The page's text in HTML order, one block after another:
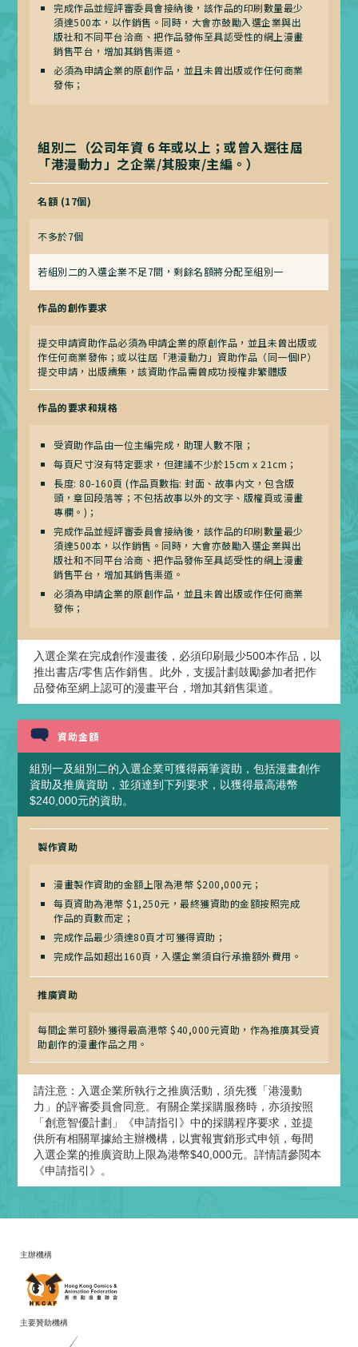
完成作品並經評審委員會接納後，該作品的印刷數量最少
須達500本，以作銷售。同時，大會亦鼓勵入選企業與出
版社和不同平台洽商、把作品發佈至具認受性的網上漫畫
銷售平台，增加其銷售渠道。
必須為申請企業的原創作品，並且未曾出版或作任何商業
發佈；
組別二（公司年資 6 年或以上；或曾入選往屆
「港漫動力」之企業/其股東/主編。）
名額 (17個)
不多於7個
若組別二的入選企業不足7間，剩餘名額將分配至組別一
作品的創作要求
提交申請資助作品必須為申請企業的原創作品，並且未曾出版或
作任何商業發佈；或以往屆「港漫動力」資助作品（同一個IP）
提交申請，出版續集，該資助作品需曾成功授權非繁體版
作品的要求和規格
受資助作品由一位主編完成，助理人數不限；
每頁尺寸沒有特定要求，但建議不少於15cm x 21cm；
長度: 80-160頁 (作品頁數指: 封面、故事内文，包含版
頭，章回段落等；不包括故事以外的文字、版權頁或漫畫
專欄。)；
完成作品並經評審委員會接納後，該作品的印刷數量最少
須達500本，以作銷售。同時，大會亦鼓勵入選企業與出
版社和不同平台洽商、把作品發佈至具認受性的網上漫畫
銷售平台，增加其銷售渠道。
必須為申請企業的原創作品，並且未曾出版或作任何商業
發佈；
入選企業在完成創作漫畫後，必須印刷最少500本作品，以
推出書店/零售店作銷售。此外，支援計劃鼓勵參加者把作
品發佈至網上認可的漫畫平台，增加其銷售渠道。
資助金額
組別一及組別二的入選企業可獲得兩筆資助，包括漫畫創作
資助及推廣資助，並須達到下列要求，以獲得最高港幣
$240,000元的資助。
製作資助
漫畫製作資助的金額上限為港幣 $200,000元；
每頁資助為港幣 $1,250元，最終獲資助的金額按照完成
作品的頁數而定；
完成作品最少須達80頁才可獲得資助；
完成作品如超出160頁，入選企業須自行承擔額外費用。
推廣資助
每間企業可額外獲得最高港幣 $40,000元資助，作為推廣其受資
助創作的漫畫作品之用。
請注意：入選企業所執行之推廣活動，須先獲「港漫動
力」的評審委員會同意。有關企業採購服務時，亦須按照
「創意智優計劃」《申請指引》中的採購程序要求，並提
供所有相關單據給主辦機構，以實報實銷形式申領，每間
入選企業的推廣資助上限為港幣$40,000元。詳情請參閲本
《申請指引》。
主辦機構
主要贊助機構